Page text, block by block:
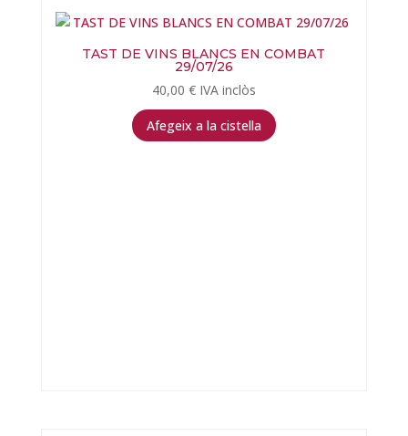
TAST DE VINS BLANCS EN COMBAT
29/07/26
40,00 € IVA inclòs
Afegeix a la cistella